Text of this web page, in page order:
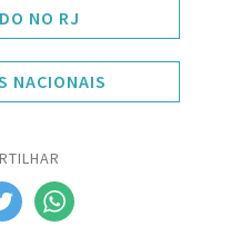
NO RJ
NACIONAIS